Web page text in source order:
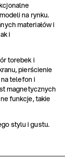
na rynku.
materiałów i
i
torebek i
pierścienie
telefon i
magnetycznych
funkcje, takie
stylu i gustu.